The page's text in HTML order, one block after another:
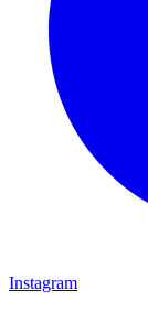
Instagram